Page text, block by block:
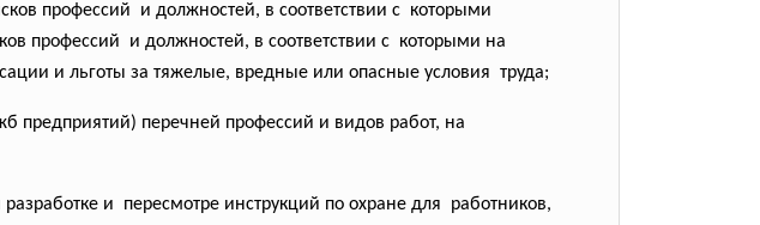
профессий и должностей, в соответствии с которыми
профессий и должностей, в соответствии с которыми на
и льготы за тяжелые, вредные или опасные условия труда;
предприятий) перечней профессий и видов работ, на
и пересмотре инструкций по охране для работников,